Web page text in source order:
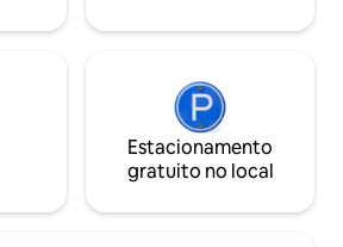
Estacionamento
gratuito no local